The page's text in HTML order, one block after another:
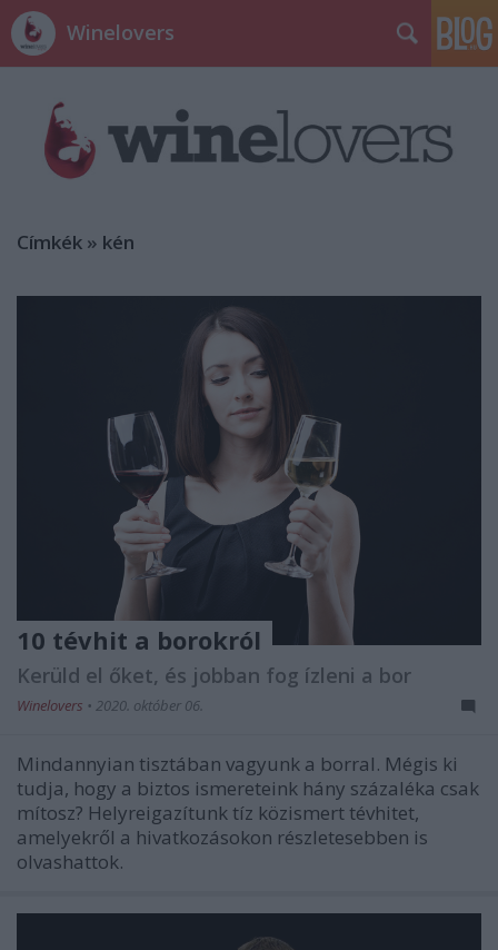
Winelovers
Címkék » kén
10 tévhit a borokról
Kerüld el őket, és jobban fog ízleni a bor
Winelovers • 2020. október 06.
Mindannyian tisztában vagyunk a borral. Mégis ki
tudja, hogy a biztos ismereteink hány százaléka csak
mítosz? Helyreigazítunk tíz közismert tévhitet,
amelyekről a hivatkozásokon részletesebben is
olvashattok.